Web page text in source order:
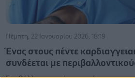
Πέμπτη, 22 Ιανουαρίου 2026, 18:19
Ένας στους πέντε
συνδέεται με